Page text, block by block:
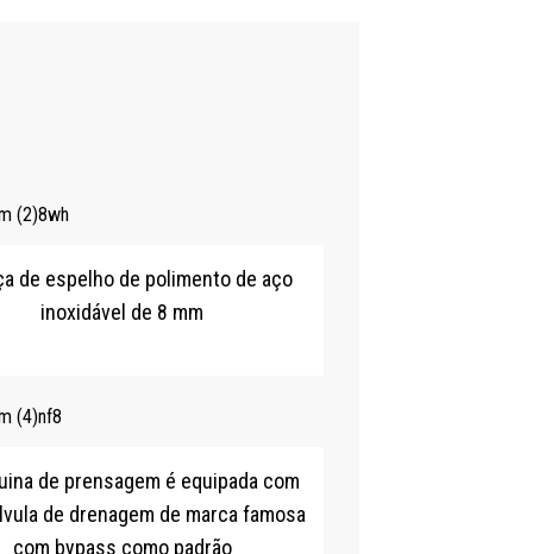
de espelho de polimento de aço
inoxidável de 8 mm
de prensagem é equipada com
de drenagem de marca famosa
com bypass como padrão